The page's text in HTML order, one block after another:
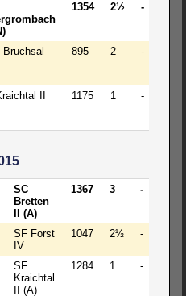
1354 2½ -
895 2 -
II
1175 1 -
SC
Bretten
II (A)
1367 3 -
SF Forst
IV
1047 2½ -
SF
Kraichtal
II (A)
1284 1 -